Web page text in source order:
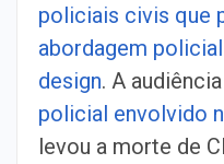
policiais civis que
abordagem
design. A
policial envolvido
levou a morte de